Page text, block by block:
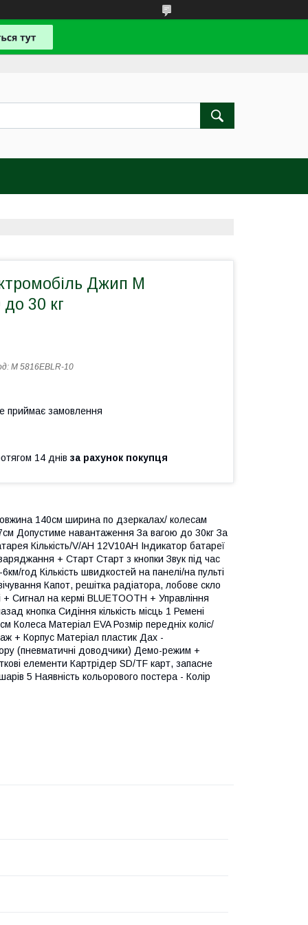
Джип M
30 кг
M 5816EBLR-10
приймає замовлення
14 днів за рахунок покупця
140см ширина по дзеркалах/ колесам
Допустиме навантаження За вагою до 30кг За
Кількість/V/AH 12V10AH Індикатор батареї
+ Старт Старт з кнопки Звук під час
год Кількість швидкостей на панелі/на пульті
Капот, решітка радіатора, лобове скло
Сигнал на кермі BLUETOOTH + Управління
кнопка Сидіння кількість місць 1 Ремені
Колеса Матеріал EVA Розмір передніх коліс/
+ Корпус Матеріал пластик Дах -
(пневматичні доводчики) Демо-режим +
елементи Картрідер SD/TF карт, запасне
5 Наявність кольорового постера - Колір